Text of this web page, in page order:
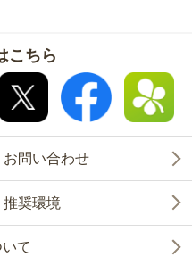
こちら
お問い合わせ
推奨環境
て